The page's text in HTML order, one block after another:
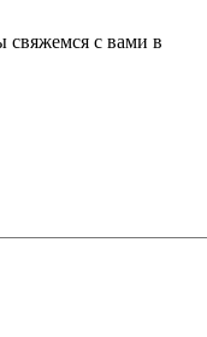
свяжемся с вами в